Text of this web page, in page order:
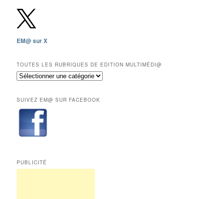
depuis
2009,
sauf
12
mois
réservés
aux
EM@ sur X
TOUTES LES RUBRIQUES DE EDITION MULTIMÉDI@
Toutes
de
Edition
Multimédi@
SUIVEZ EM@ SUR FACEBOOK
PUBLICITÉ